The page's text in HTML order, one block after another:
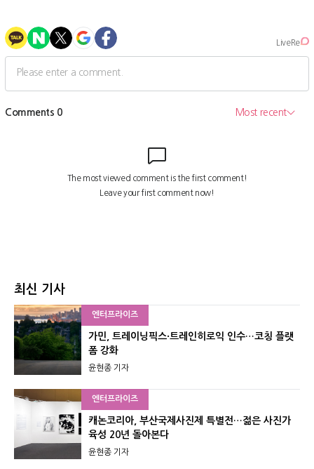
최신 기사
엔터프라이즈
가민, 트레이닝픽스·트레인히로익 인수…코칭 플랫
폼 강화
윤현종 기자
엔터프라이즈
캐논코리아, 부산국제사진제 특별전…젊은 사진가
육성 20년 돌아본다
윤현종 기자